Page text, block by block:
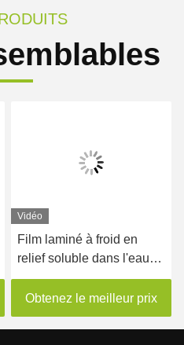
Vidéo
Film laminé à froid en
relief soluble dans l'eau
pour l'industrie
Obtenez le meilleur prix